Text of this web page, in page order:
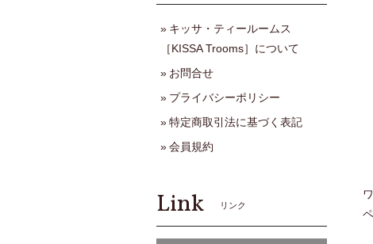
キッサ・ティールームス
［KISSA Trooms］について
お問合せ
プライバシーポリシー
特定商取引法に基づく表記
会員規約
Link リンク